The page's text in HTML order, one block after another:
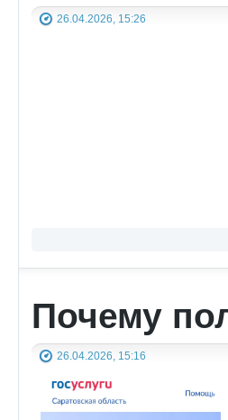
26.04.2026, 15:26
Почему
26.04.2026, 15:16